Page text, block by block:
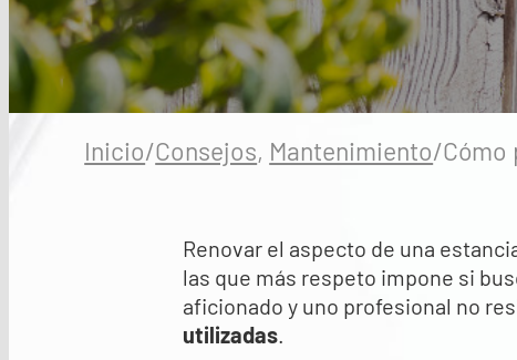
Inicio/Consejos, Mantenimiento/Cómo
Renovar el aspecto de una
las que más respeto impone si
aficionado y uno profesional no
utilizadas.